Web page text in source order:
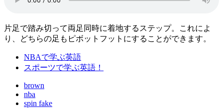
片足で踏み切って両足同時に着地するステップ。これによ
り、どちらの足もピボットフットにすることができます。
NBAで学ぶ英語
スポーツで学ぶ英語！
brown
nba
spin fake